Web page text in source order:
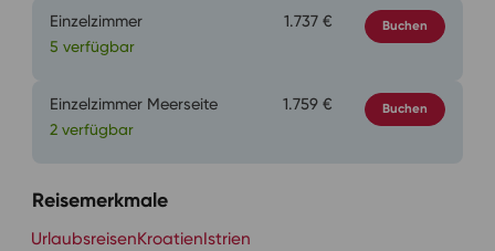
Einzelzimmer
5 verfügbar
1.737 € Buchen
Einzelzimmer Meerseite
2 verfügbar
1.759 € Buchen
Reisemerkmale
UrlaubsreisenKroatienIstrien